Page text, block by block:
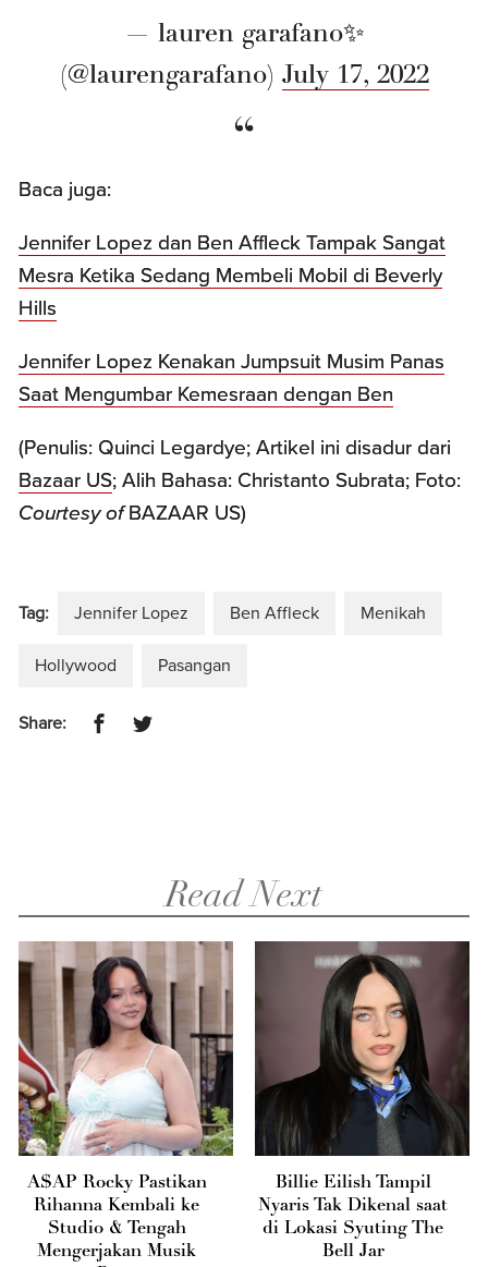
— lauren garafano✨
(@laurengarafano) July 17, 2022
Baca juga:
Jennifer Lopez dan Ben Affleck Tampak Sangat
Mesra Ketika Sedang Membeli Mobil di Beverly
Hills
Jennifer Lopez Kenakan Jumpsuit Musim Panas
Saat Mengumbar Kemesraan dengan Ben
(Penulis: Quinci Legardye; Artikel ini disadur dari
Bazaar US; Alih Bahasa: Christanto Subrata; Foto:
Courtesy ofBAZAAR US)
Tag: Jennifer Lopez Ben Affleck Menikah
Hollywood Pasangan
Share:
Read Next
A$AP Rocky Pastikan
Rihanna Kembali ke
Studio & Tengah
Mengerjakan Musik
Billie Eilish Tampil
Nyaris Tak Dikenal saat
di Lokasi Syuting The
Bell Jar